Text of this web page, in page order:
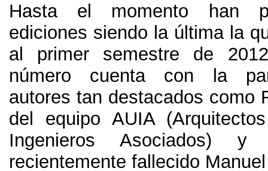
Hasta el momento han
ediciones siendo la última la
al primer semestre de
número cuenta con la
autores tan destacados como
del equipo AUIA(
Ingenieros Asociados) y
recientemente fallecido